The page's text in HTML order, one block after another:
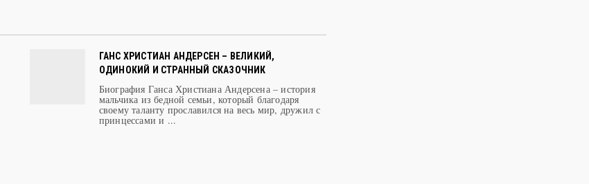
ГАНС ХРИСТИАН АНДЕРСЕН – ВЕЛИКИЙ,
ОДИНОКИЙ И СТРАННЫЙ СКАЗОЧНИК
Биография Ганса Христиана Андерсена – история
мальчика из бедной семьи, который благодаря
своему таланту прославился на весь мир, дружил с
принцессами и ...